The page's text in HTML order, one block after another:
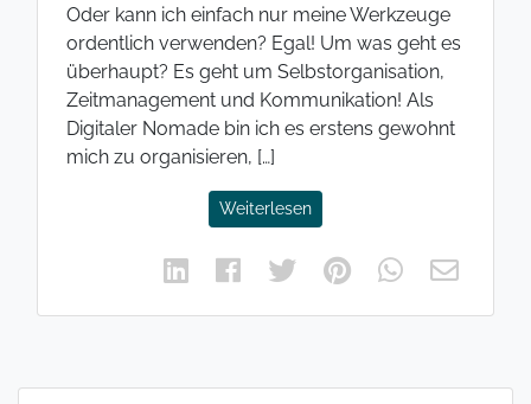
Oder kann ich einfach nur meine Werkzeuge
ordentlich verwenden? Egal! Um was geht es
überhaupt? Es geht um Selbstorganisation,
Zeitmanagement und Kommunikation! Als
Digitaler Nomade bin ich es erstens gewohnt
mich zu organisieren, […]
Weiterlesen